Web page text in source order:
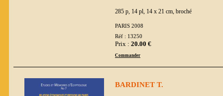
285 p, 14 pl, 14 x 21 cm, broché
PARIS 2008
Réf : 13250
Prix : 20.00 €
Commander
BARDINET T.